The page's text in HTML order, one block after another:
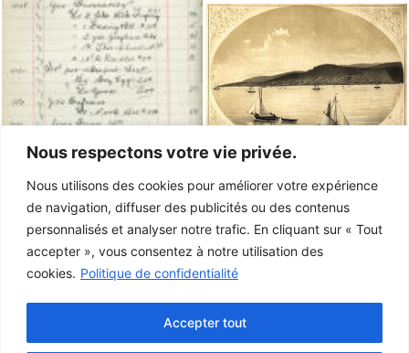
Nous respectons votre vie privée.
Nous utilisons des cookies pour améliorer votre expérience
de navigation, diffuser des publicités ou des contenus
personnalisés et analyser notre trafic. En cliquant sur « Tout
accepter », vous consentez à notre utilisation des
cookies. Politique de confidentialité
Accepter tout